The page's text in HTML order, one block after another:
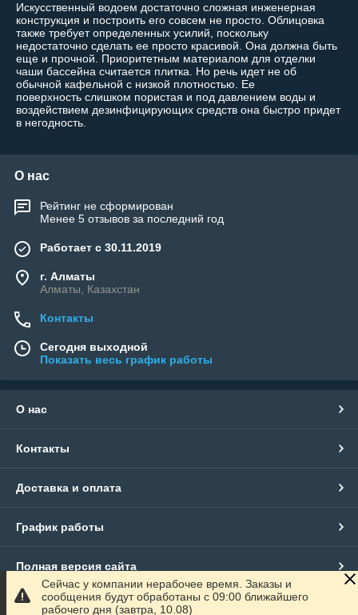
Искусственный водоем достаточно сложная инженерная
конструкция и построить его совсем не просто. Облицовка
также требует определенных усилий, поскольку
недостаточно сделать ее просто красивой. Она должна быть
еще и прочной. Приоритетным материалом для отделки
чаши бассейна считается плитка. Но речь идет не об
обычной кафельной с низкой плотностью. Ее
поверхность слишком пористая и под давлением воды и
воздействием дезинфицирующих средств она быстро придет
в негодность.
О нас
Рейтинг не сформирован
Менее 5 отзывов за последний год
Работает с 30.11.2019
г. Алматы
Алматы, Казахстан
Контакты
Сегодня выходной
Показать весь график работы
О нас
Контакты
Доставка и оплата
График работы
Полная версия сайта
Сайт создан на маркетплейсеSatu.kz
Сейчас у компании нерабочее время. Заказы и
сообщения будут обработаны с 09:00 ближайшего
рабочего дня (завтра, 10.08)